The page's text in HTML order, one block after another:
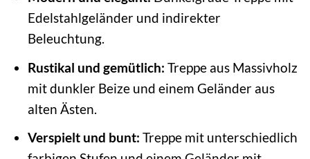
Edelstahlgeländer und indirekter
Beleuchtung.
Rustikal und gemütlich: Treppe aus Massivholz
mit dunkler Beize und einem Geländer aus
alten Ästen.
Verspielt und bunt: Treppe mit unterschiedlich